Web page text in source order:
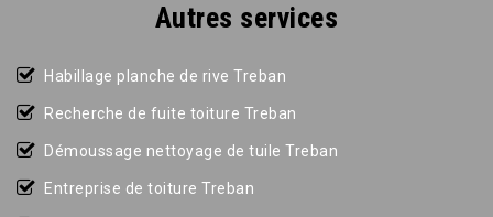
Autres services
Habillage planche de rive Treban
Recherche de fuite toiture Treban
Démoussage nettoyage de tuile Treban
Entreprise de toiture Treban